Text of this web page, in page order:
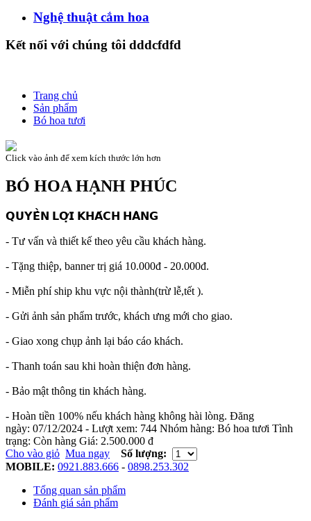
Nghệ thuật cắm hoa
Kết nối với chúng tôi dddcfdfd
Trang chủ
Sản phẩm
Bó hoa tươi
Click vào ảnh để xem kích thước lớn hơn
BÓ HOA HẠNH PHÚC
𝗤𝗨𝗬𝗘̂̀𝗡 𝗟𝗢̛̣𝗜 𝗞𝗛𝗔́𝗖𝗛 𝗛𝗔̀𝗡𝗚
- Tư vấn và thiết kế theo yêu cầu khách hàng.
- Tặng thiệp, banner trị giá 10.000đ - 20.000đ.
- Miễn phí ship khu vực nội thành(trừ lễ,tết ).
- Gửi ảnh sản phẩm trước, khách ưng mới cho giao.
- Giao xong chụp ảnh lại báo cáo khách.
- Thanh toán sau khi hoàn thiện đơn hàng.
- Bảo mật thông tin khách hàng.
- Hoàn tiền 100% nếu khách hàng không hài lòng. Đăng
ngày: 07/12/2024 - Lượt xem: 744 Nhóm hàng: Bó hoa tươi Tình
trạng: Còn hàng Giá: 2.500.000 đ
Cho vào giỏ Mua ngay
Số lượng:
MOBILE: 0921.883.666 - 0898.253.302
Tổng quan sản phẩm
Đánh giá sản phẩm